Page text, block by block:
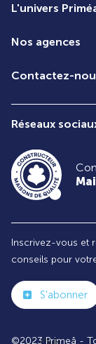
L'univers
Nos agences
Contactez-
Réseaux
Inscrivez-vous et
conseils pour
S'abonner
©2023 Primeâ -